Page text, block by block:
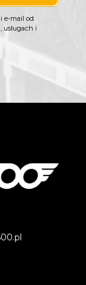
e-mail od
usługach i